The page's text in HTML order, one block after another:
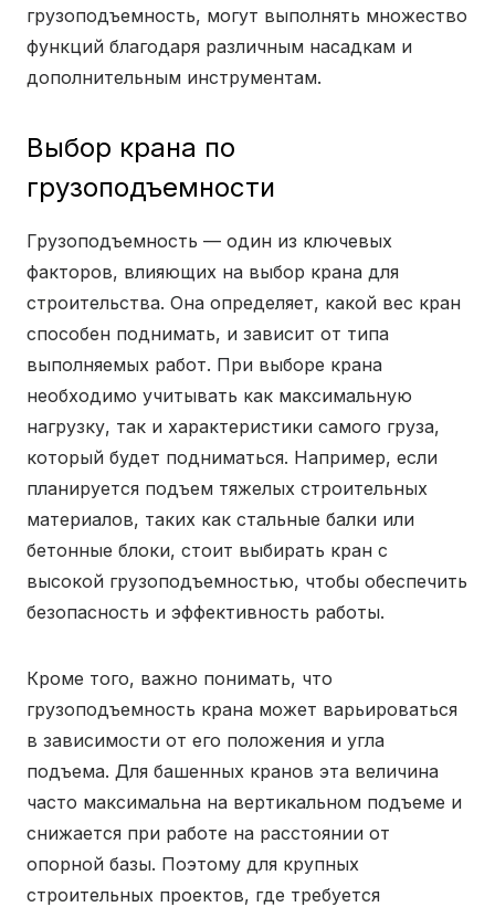
грузоподъемность, могут выполнять множество
функций благодаря различным насадкам и
дополнительным инструментам.
Выбор крана по
грузоподъемности
Грузоподъемность — один из ключевых
факторов, влияющих на выбор крана для
строительства. Она определяет, какой вес кран
способен поднимать, и зависит от типа
выполняемых работ. При выборе крана
необходимо учитывать как максимальную
нагрузку, так и характеристики самого груза,
который будет подниматься. Например, если
планируется подъем тяжелых строительных
материалов, таких как стальные балки или
бетонные блоки, стоит выбирать кран с
высокой грузоподъемностью, чтобы обеспечить
безопасность и эффективность работы.
Кроме того, важно понимать, что
грузоподъемность крана может варьироваться
в зависимости от его положения и угла
подъема. Для башенных кранов эта величина
часто максимальна на вертикальном подъеме и
снижается при работе на расстоянии от
опорной базы. Поэтому для крупных
строительных проектов, где требуется